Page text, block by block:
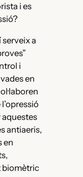
i es
serveix a
i
en
antiaeris,
en
biomètric